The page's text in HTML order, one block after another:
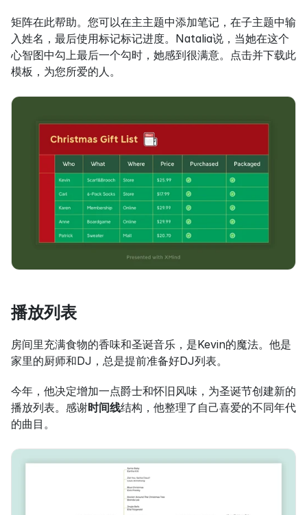
矩阵在此帮助。您可以在主主题中添加笔记，在子主题中输
入姓名，最后使用标记标记进度。Natalia说，当她在这个
心智图中勾上最后一个勾时，她感到很满意。点击并下载此
模板，为您所爱的人。
播放列表
房间里充满食物的香味和圣诞音乐，是Kevin的魔法。他是
家里的厨师和DJ，总是提前准备好DJ列表。
今年，他决定增加一点爵士和怀旧风味，为圣诞节创建新的
播放列表。感谢时间线结构，他整理了自己喜爱的不同年代
的曲目。